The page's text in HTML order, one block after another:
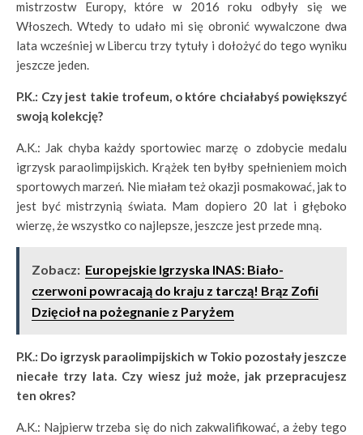
mistrzostw Europy, które w 2016 roku odbyły się we
Włoszech. Wtedy to udało mi się obronić wywalczone dwa
lata wcześniej w Libercu trzy tytuły i dołożyć do tego wyniku
jeszcze jeden.
P.K.: Czy jest takie trofeum, o które chciałabyś powiększyć
swoją kolekcję?
A.K.: Jak chyba każdy sportowiec marzę o zdobycie medalu
igrzysk paraolimpijskich. Krążek ten byłby spełnieniem moich
sportowych marzeń. Nie miałam też okazji posmakować, jak to
jest być mistrzynią świata. Mam dopiero 20 lat i głęboko
wierzę, że wszystko co najlepsze, jeszcze jest przede mną.
Zobacz: Europejskie Igrzyska INAS: Biało-
czerwoni powracają do kraju z tarczą! Brąz Zofii
Dzięcioł na pożegnanie z Paryżem
P.K.: Do igrzysk paraolimpijskich w Tokio pozostały jeszcze
niecałe trzy lata. Czy wiesz już może, jak przepracujesz
ten okres?
A.K.: Najpierw trzeba się do nich zakwalifikować, a żeby tego